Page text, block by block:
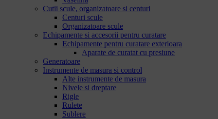
Cutii scule, organizatoare si centuri
Centuri scule
Organizatoare scule
Echipamente si accesorii pentru curatare
Echipamente pentru curatare exterioara
Aparate de curatat cu presiune
Generatoare
Instrumente de masura si control
Alte instrumente de masura
Nivele si dreptare
Rigle
Rulete
Sublere